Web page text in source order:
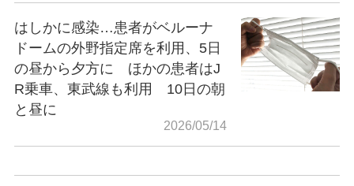
はしかに感染…患者がベルーナ
ドームの外野指定席を利用、5日
の昼から夕方に ほかの患者はJ
R乗車、東武線も利用 10日の朝
と昼に
2026/05/14